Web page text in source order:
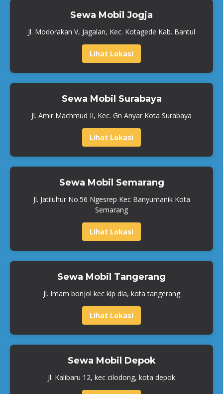
Sewa Mobil Jogja
Jl. Modorakan V, Jagalan, Kec. Kotagede Kab. Bantul
Lihat Lokasi
Sewa Mobil Surabaya
Jl. Amir Machmud II, Kec. Gn Anyar Kota Surabaya
Lihat Lokasi
Sewa Mobil Semarang
Jl. Jatiluhur No.56 Ngesrep Kec Banyumanik Kota
Semarang
Lihat Lokasi
Sewa Mobil Tangerang
Jl. Imam bonjol kec klp dia, kota tangerang
Lihat Lokasi
Sewa Mobil Depok
Jl. Kalibaru 12, kec cilodong, kota depok